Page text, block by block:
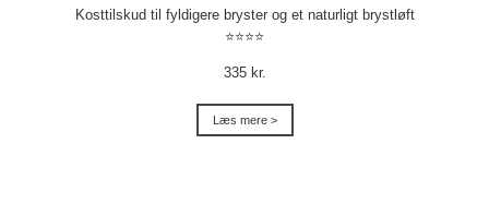
Kosttilskud til fyldigere bryster og et naturligt brystløft
⭐⭐⭐⭐
335 kr.
Læs mere >